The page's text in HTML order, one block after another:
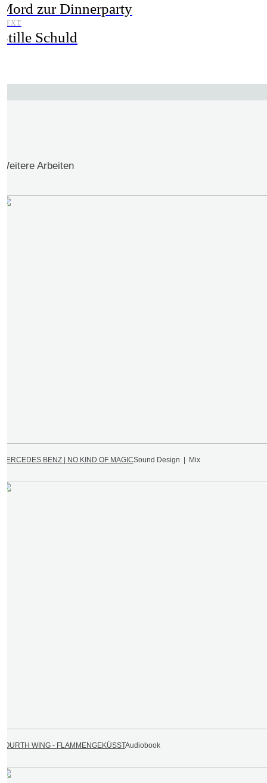
Mord zur Dinnerparty
NEXT
Stille Schuld
Weitere Arbeiten
MERCEDES BENZ | NO KIND OF MAGICSound Design | Mix
FOURTH WING - FLAMMENGEKÜSSTAudiobook